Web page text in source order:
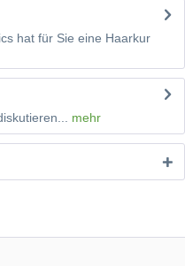
hat für Sie eine Haarkur
mehr